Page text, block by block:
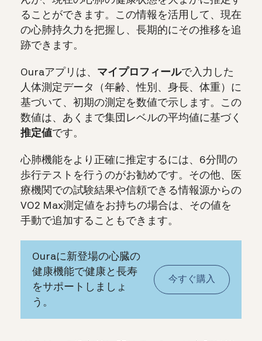
ることができます。この情報を活用して、現在
の心肺持久力を把握し、長期的にその推移を追
跡できます。
Ouraアプリは、 マイプロフィールで入力した
人体測定データ（年齢、性別、身長、体重）に
基づいて、初期の測定を数値で示します。この
数値は、あくまで集団レベルの平均値に基づく
推定値です。
心肺機能をより正確に推定するには、6分間の
歩行テストを行うのがお勧めです。その他、医
療機関での試験結果や信頼できる情報源からの
VO2 Max測定値をお持ちの場合は、その値を
手動で追加することもできます。
Ouraに新登場の心臓の
健康機能で健康と長寿
をサポートしましょ
う。
今すぐ購入